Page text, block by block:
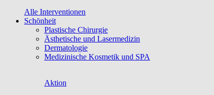
Alle Interventionen
Schönheit
Plastische Chirurgie
Ästhetische und Lasermedizin
Dermatologie
Medizinische Kosmetik und SPA
Aktion